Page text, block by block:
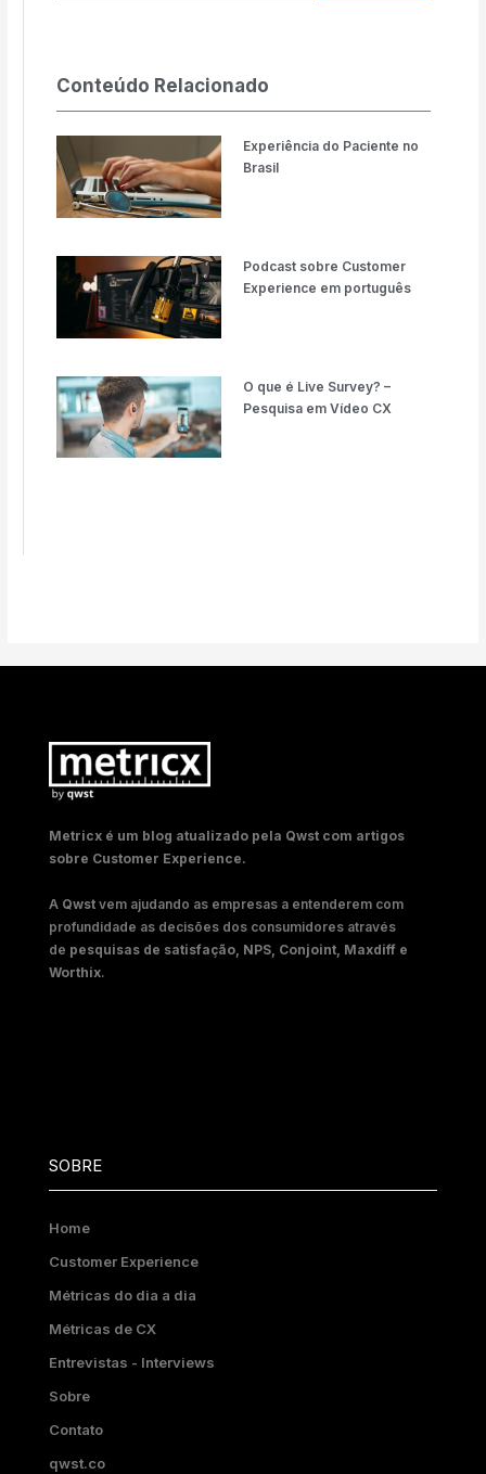
Conteúdo Relacionado
Experiência do Paciente no
Brasil
Podcast sobre Customer
Experience em português
O que é Live Survey? –
Pesquisa em Vídeo CX
Metricx é um blog atualizado pela Qwst com artigos
sobre Customer Experience.
A Qwst vem ajudando as empresas a entenderem com
profundidade as decisões dos consumidores através
de pesquisas de satisfação, NPS, Conjoint, Maxdiff e
Worthix.
SOBRE
Home
Customer Experience
Métricas do dia a dia
Métricas de CX
Entrevistas - Interviews
Sobre
Contato
qwst.co